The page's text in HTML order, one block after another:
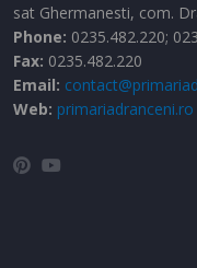
sat Ghermanesti, com.
Phone: 0235.482.220;
Fax: 0235.482.220
Email:
Web: primariadranceni.ro